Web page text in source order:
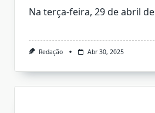
Na terça-feira, 29 de abril de
Redação Abr 30, 2025